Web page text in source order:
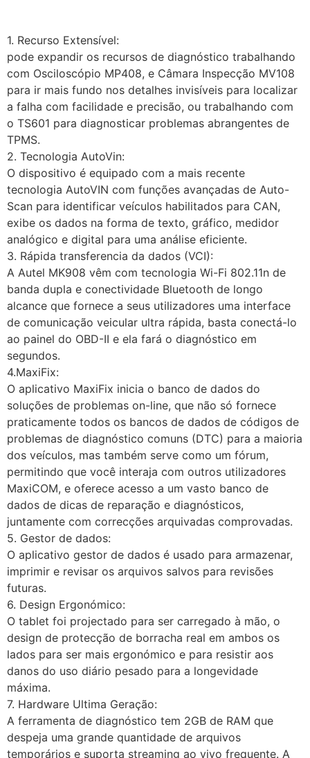
1. Recurso Extensível:
pode expandir os recursos de diagnóstico trabalhando
com Osciloscópio MP408, e Câmara Inspecção MV108
para ir mais fundo nos detalhes invisíveis para localizar
a falha com facilidade e precisão, ou trabalhando com
o TS601 para diagnosticar problemas abrangentes de
TPMS.
2. Tecnologia AutoVin:
O dispositivo é equipado com a mais recente
tecnologia AutoVIN com funções avançadas de Auto-
Scan para identificar veículos habilitados para CAN,
exibe os dados na forma de texto, gráfico, medidor
analógico e digital para uma análise eficiente.
3. Rápida transferencia da dados (VCI):
A Autel MK908 vêm com tecnologia Wi-Fi 802.11n de
banda dupla e conectividade Bluetooth de longo
alcance que fornece a seus utilizadores uma interface
de comunicação veicular ultra rápida, basta conectá-lo
ao painel do OBD-II e ela fará o diagnóstico em
segundos.
4.MaxiFix:
O aplicativo MaxiFix inicia o banco de dados do
soluções de problemas on-line, que não só fornece
praticamente todos os bancos de dados de códigos de
problemas de diagnóstico comuns (DTC) para a maioria
dos veículos, mas também serve como um fórum,
permitindo que você interaja com outros utilizadores
MaxiCOM, e oferece acesso a um vasto banco de
dados de dicas de reparação e diagnósticos,
juntamente com correcções arquivadas comprovadas.
5. Gestor de dados:
O aplicativo gestor de dados é usado para armazenar,
imprimir e revisar os arquivos salvos para revisões
futuras.
6. Design Ergonómico:
O tablet foi projectado para ser carregado à mão, o
design de protecção de borracha real em ambos os
lados para ser mais ergonómico e para resistir aos
danos do uso diário pesado para a longevidade
máxima.
7. Hardware Ultima Geração:
A ferramenta de diagnóstico tem 2GB de RAM que
despeja uma grande quantidade de arquivos
temporários e suporta streaming ao vivo frequente. A